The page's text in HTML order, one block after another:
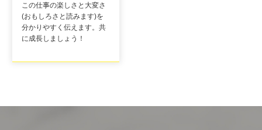
この仕事の楽しさと大変さ
(おもしろさと読みます)を
分かりやすく伝えます。共
に成長しましょう！